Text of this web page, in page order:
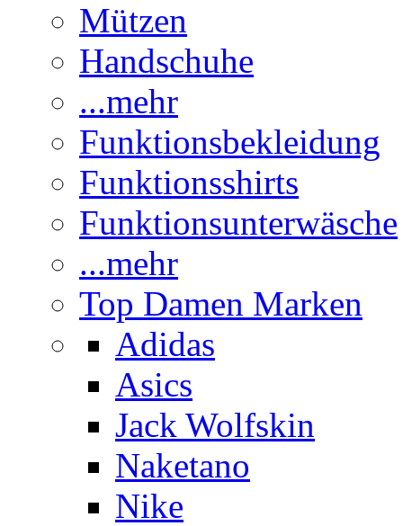
Mützen
Handschuhe
...mehr
Funktionsbekleidung
Funktionsshirts
Funktionsunterwäsche
...mehr
Top Damen Marken
Adidas
Asics
Jack Wolfskin
Naketano
Nike